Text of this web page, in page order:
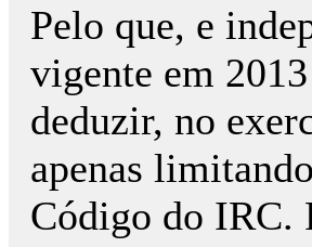
Pelo que, e
vigente em
deduzir, no
apenas
Código do IRC.